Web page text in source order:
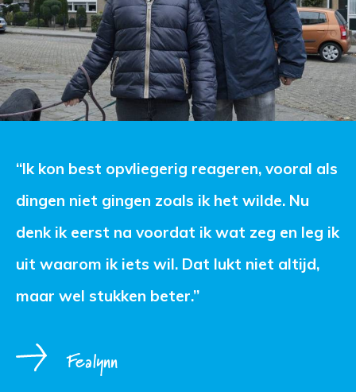
“Ik kon best opvliegerig reageren, vooral als
dingen niet gingen zoals ik het wilde. Nu
denk ik eerst na voordat ik wat zeg en leg ik
uit waarom ik iets wil. Dat lukt niet altijd,
maar wel stukken beter.”
Fealynn